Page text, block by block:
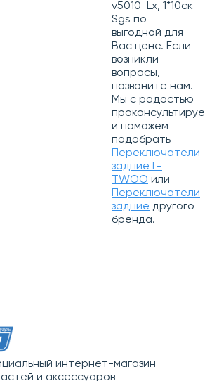
v5010-Lx, 1*10ск
Sgs по
выгодной для
Вас цене. Если
возникли
вопросы,
позвоните нам.
Мы с радостью
и поможем
подобрать
Переключатели
задние L-
TWOO или
Переключатели
задние другого
бренда.
интернет-магазин
и аксессуаров